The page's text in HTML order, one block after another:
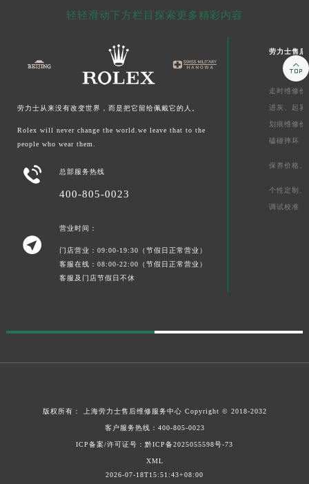
轻轻滑动下方栏目探索更多精彩内容
劳力士从来没有改变世界，而是把它留给佩戴它的人。
Rolex will never change the world.we leave that to the
people who wear them.
 总部服务热线
400-805-0023

营业时间：
门店营业：09:00-19:30（节假日正常营业）
客服在线：08:00-22:00（节假日正常营业）
客服及门店节假日不休
劳力士售后
走时维修价
进灰、 起雾
划痕维修价
磕碰摔坏
保养价格、
个性定制、
调试校准
版权所有： 上海劳力士售后维修服务中心 Copyright © 2018-2032
客户服务热线： 400-805-0023
ICP备案/许可证号：黔ICP备2025055598号-73
XML
2026-07-18T15:51:43+08:00
